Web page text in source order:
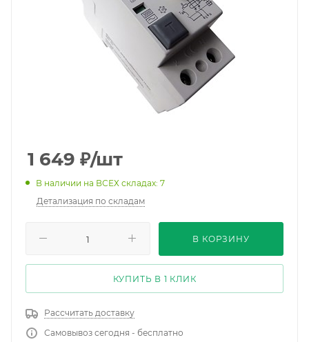
1 649 ₽/шт
В наличии на ВСЕХ складах: 7
Детализация по складам
В КОРЗИНУ
КУПИТЬ В 1 КЛИК
Рассчитать доставку
Самовывоз сегодня - бесплатно